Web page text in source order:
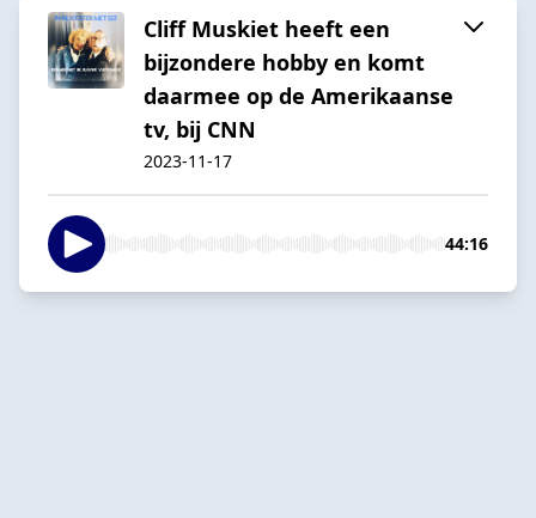
Cliff Muskiet heeft een
bijzondere hobby en komt
daarmee op de Amerikaanse
tv, bij CNN
2023-11-17
44:16